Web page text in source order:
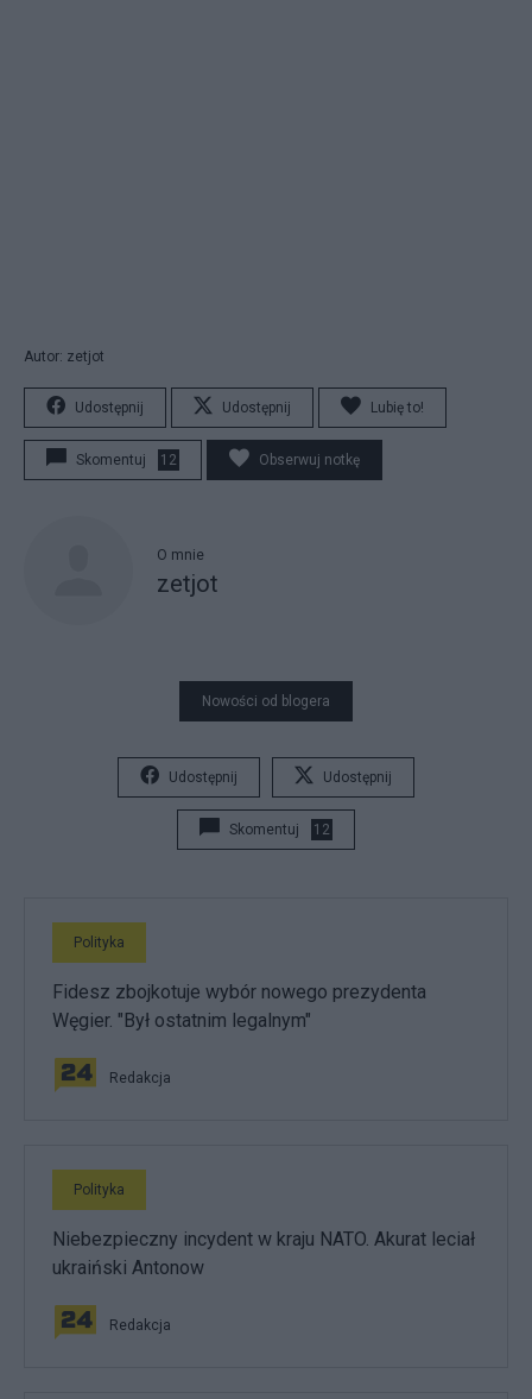
Autor: zetjot
Udostępnij Udostępnij Lubię to!
Skomentuj 12 Obserwuj notkę
O mnie
zetjot
Nowości od blogera
Udostępnij Udostępnij
Skomentuj 12
Polityka
Fidesz zbojkotuje wybór nowego prezydenta
Węgier. "Był ostatnim legalnym"
Redakcja
Polityka
Niebezpieczny incydent w kraju NATO. Akurat leciał
ukraiński Antonow
Redakcja